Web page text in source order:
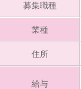
募集職種
業種
住所
給与